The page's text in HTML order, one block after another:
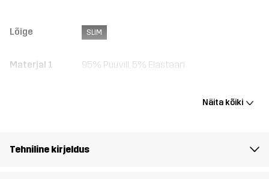
Lõige SLIM
Materjal 1 95% Puuvill, 5% Elastaan
sihtrühm
Näita kõiki
Tehniline kirjeldus